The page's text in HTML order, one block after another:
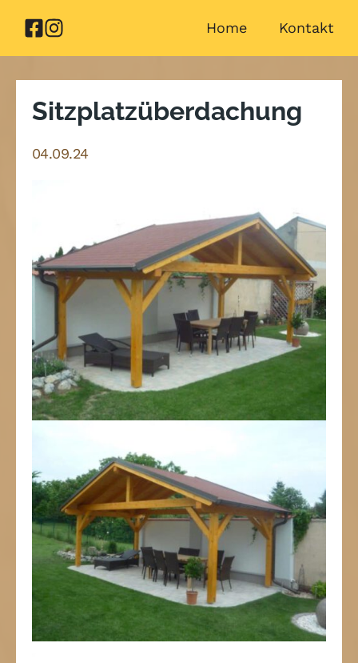
Inhalt
springen
Home Kontakt
Sitzplatzüberdachung
04.09.24